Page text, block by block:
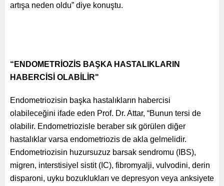
artışa neden oldu” diye konuştu.
“ENDOMETRİOZİS BAŞKA HASTALIKLARIN
HABERCİSİ OLABİLİR"
Endometriozisin başka hastalıkların habercisi
olabileceğini ifade eden Prof. Dr. Attar, “Bunun tersi de
olabilir. Endometriozisle beraber sık görülen diğer
hastalıklar varsa endometriozis de akla gelmelidir.
Endometriozisin huzursuzuz barsak sendromu (IBS),
migren, interstisiyel sistit (IC), fibromyalji, vulvodini, derin
disparoni, uyku bozuklukları ve depresyon veya anksiyete